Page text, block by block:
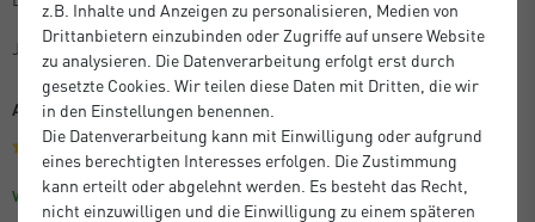
Joachim A.
Alles bestens!
Verifizierter Kauf Größe: 59,4 x 84,1 cm (A1)
z.B. Inhalte und Anzeigen zu personalisieren, Medien von
Drittanbietern einzubinden oder Zugriffe auf unsere Website
zu analysieren. Die Datenverarbeitung erfolgt erst durch
gesetzte Cookies. Wir teilen diese Daten mit Dritten, die wir
in den Einstellungen benennen.
Die Datenverarbeitung kann mit Einwilligung oder aufgrund
eines berechtigten Interesses erfolgen. Die Zustimmung
kann erteilt oder abgelehnt werden. Es besteht das Recht,
nicht einzuwilligen und die Einwilligung zu einem späteren